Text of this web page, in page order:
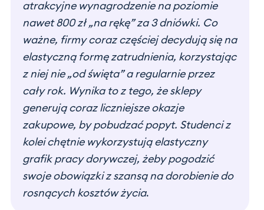
atrakcyjne wynagrodzenie na poziomie
nawet 800 zł „na rękę” za 3 dniówki. Co
ważne, firmy coraz częściej decydują się na
elastyczną formę zatrudnienia, korzystając
z niej nie „od święta” a regularnie przez
cały rok. Wynika to z tego, że sklepy
generują coraz liczniejsze okazje
zakupowe, by pobudzać popyt. Studenci z
kolei chętnie wykorzystują elastyczny
grafik pracy dorywczej, żeby pogodzić
swoje obowiązki z szansą na dorobienie do
rosnących kosztów życia.